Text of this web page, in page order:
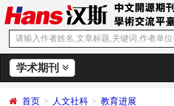
学术期刊
首页 人文社科
教育进展